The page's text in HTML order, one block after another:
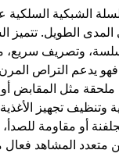
الشبكية السلكية
الطويل. تتميز
سلسة، وتصريف
فهو يدعم التراص
مثل المقابض أو
وتنظيف تجهيز
أو مقاومة للصدأ،
متعدد المشاهد